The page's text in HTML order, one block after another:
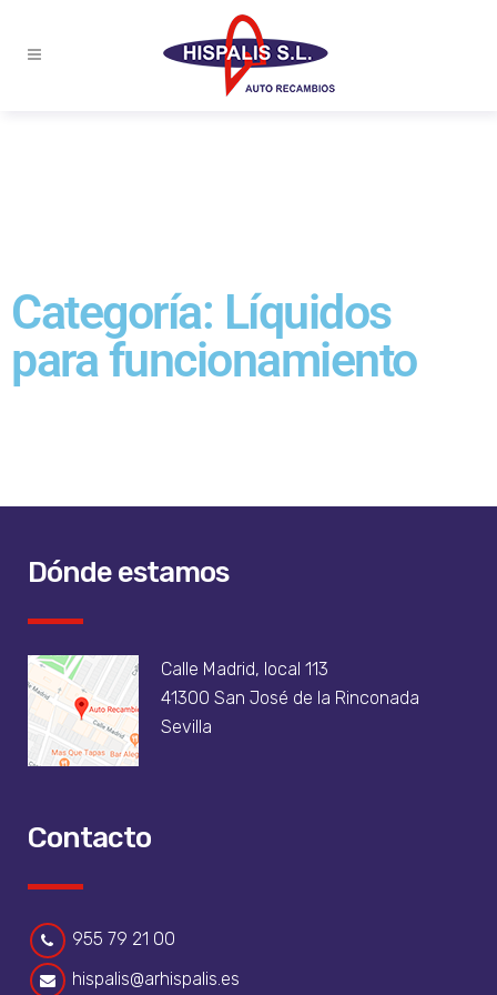
Categoría: Líquidos
para funcionamiento
Dónde estamos
Calle Madrid, local 113
41300 San José de la Rinconada
Sevilla
Contacto
955 79 21 00
hispalis@arhispalis.es